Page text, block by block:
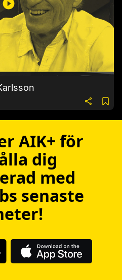
AIK+ för
dig
med
senaste